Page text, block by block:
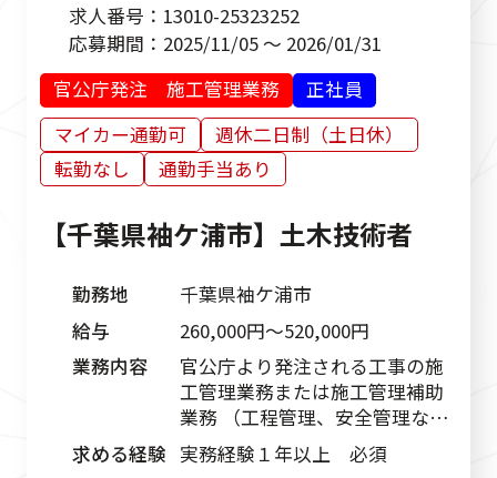
求人番号： 13010-25323252
応募期間： 2025/11/05 ～ 2026/01/31
官公庁発注 施工管理業務
正社員
マイカー通勤可
週休二日制（土日休）
転勤なし
通勤手当あり
【千葉県袖ケ浦市】土木技術者
勤務地
千葉県袖ケ浦市
給与
260,000円〜520,000円
業務内容
官公庁より発注される工事の施
工管理業務または施工管理補助
業務 （工程管理、安全管理な
ど）
求める経験 実務経験１年以上 必須